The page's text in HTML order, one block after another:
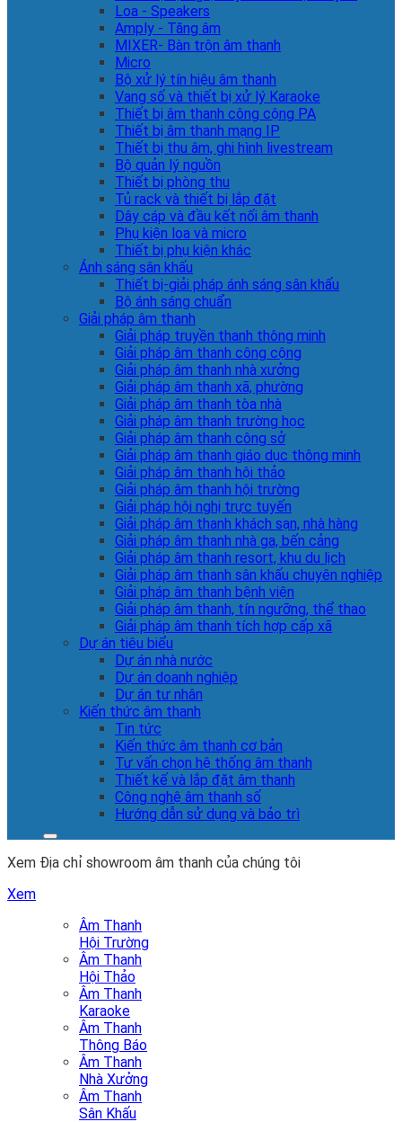
Loa - Speakers
Amply - Tăng âm
MIXER- Bàn trộn âm thanh
Micro
Bộ xử lý tín hiệu âm thanh
Vang số và thiết bị xử lý Karaoke
Thiết bị âm thanh công cộng PA
Thiết bị âm thanh mạng IP
Thiết bị thu âm, ghi hình livestream
Bộ quản lý nguồn
Thiết bị phòng thu
Tủ rack và thiết bị lắp đặt
Dây cáp và đầu kết nối âm thanh
Phụ kiện loa và micro
Thiết bị phụ kiện khác
Ánh sáng sân khấu
Thiết bị-giải pháp ánh sáng sân khấu
Bộ ánh sáng chuẩn
Giải pháp âm thanh
Giải pháp truyền thanh thông minh
Giải pháp âm thanh công cộng
Giải pháp âm thanh nhà xưởng
Giải pháp âm thanh xã, phường
Giải pháp âm thanh tòa nhà
Giải pháp âm thanh trường học
Giải pháp âm thanh công sở
Giải pháp âm thanh giáo dục thông minh
Giải pháp âm thanh hội thảo
Giải pháp âm thanh hội trường
Giải pháp hội nghị trực tuyến
Giải pháp âm thanh khách sạn, nhà hàng
Giải pháp âm thanh nhà ga, bến cảng
Giải pháp âm thanh resort, khu du lịch
Giải pháp âm thanh sân khấu chuyên nghiệp
Giải pháp âm thanh bệnh viện
Giải pháp âm thanh, tín ngưỡng, thể thao
Giải pháp âm thanh tích hợp cấp xã
Dự án tiêu biểu
Dự án nhà nước
Dự án doanh nghiệp
Dự án tư nhân
Kiến thức âm thanh
Tin tức
Kiến thức âm thanh cơ bản
Tư vấn chọn hệ thống âm thanh
Thiết kế và lắp đặt âm thanh
Công nghệ âm thanh số
Hướng dẫn sử dụng và bảo trì
Xem Địa chỉ showroom âm thanh của chúng tôi
Xem
Âm Thanh
Hội Trường
Âm Thanh
Hội Thảo
Âm Thanh
Karaoke
Âm Thanh
Thông Báo
Âm Thanh
Nhà Xưởng
Âm Thanh
Sân Khấu